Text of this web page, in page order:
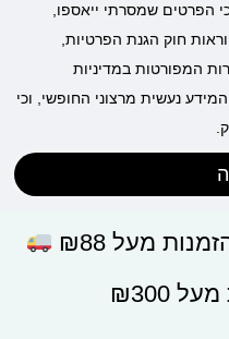
הפרטים שמסרתי ייאספו,
חוק הגנת הפרטיות,
תיקון 13), ולמטרות המפורטות במדיניות
נעשית מרצוני החופשי, וכי
מעל ₪88
₪300